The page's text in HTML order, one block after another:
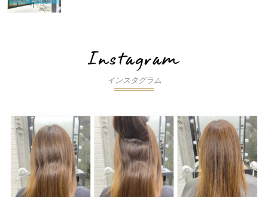
インスタグラム